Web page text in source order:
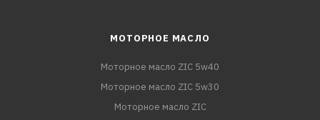
МОТОРНОЕ МАСЛО
Моторное масло ZIC 5w40
Моторное масло ZIC 5w30
Моторное масло ZIC